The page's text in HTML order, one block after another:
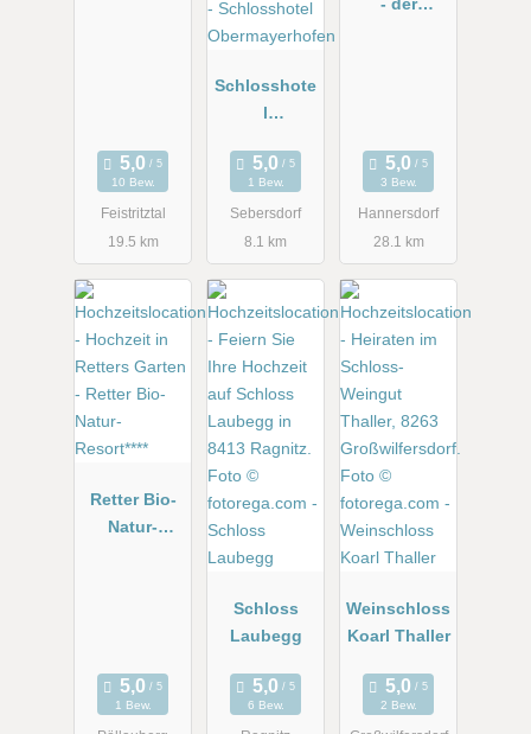
10 Bew.
Feistritztal
19.5 km
Schlosshote
l
ofen
1 Bew.
Sebersdorf
8.1 km
3 Bew.
Hannersdorf
28.1 km
Retter Bio-
Natur-
1 Bew.
Schloss
Laubegg
6 Bew.
Weinschloss
Koarl Thaller
2 Bew.